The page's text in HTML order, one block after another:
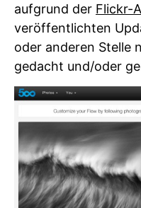
aufgrund der Flickr-
veröffentlichten
oder anderen Stelle
gedacht und/oder